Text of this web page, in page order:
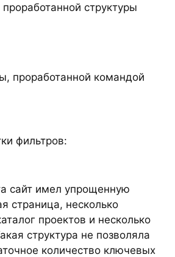
проработанной структуры
проработанной командой
фильтров:
сайт имел упрощенную
страница, несколько
проектов и несколько
структура не позволяла
количество ключевых